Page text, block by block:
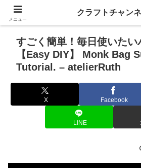
すごく簡単！毎日使いたい
【Easy DIY】 Monk Bag
Tutorial. – atelierRuth
X Facebook
LINE
メニュー
クラフトチャン